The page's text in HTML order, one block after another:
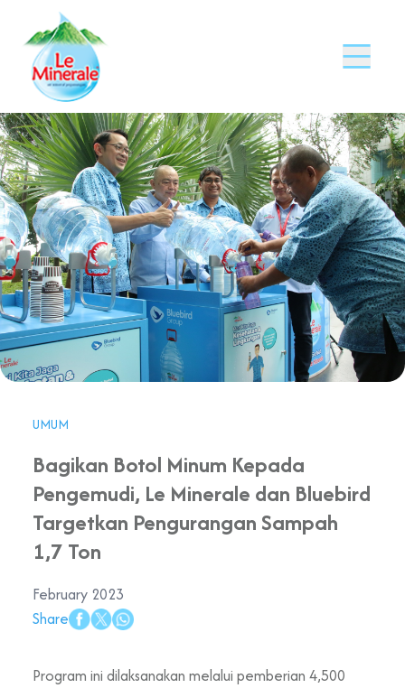
UMUM
Bagikan Botol Minum Kepada
Pengemudi, Le Minerale dan Bluebird
Targetkan Pengurangan Sampah
1,7 Ton
February 2023
Share
Program ini dilaksanakan melalui pemberian 4,500